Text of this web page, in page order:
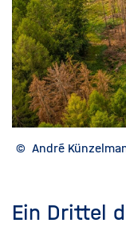
© André
Ein Drittel